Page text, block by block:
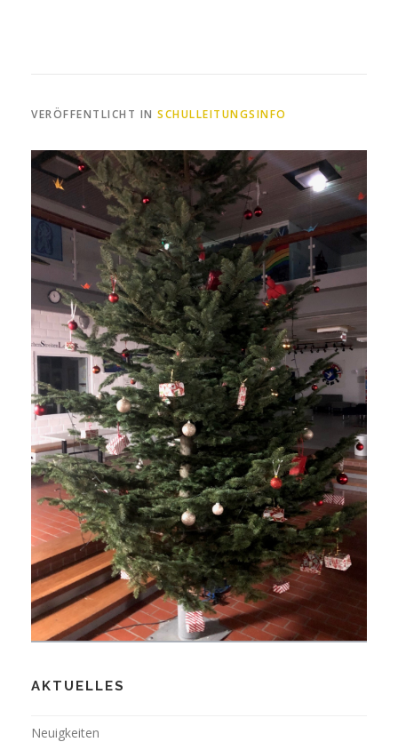
VERÖFFENTLICHT IN SCHULLEITUNGSINFO
AKTUELLES
Neuigkeiten